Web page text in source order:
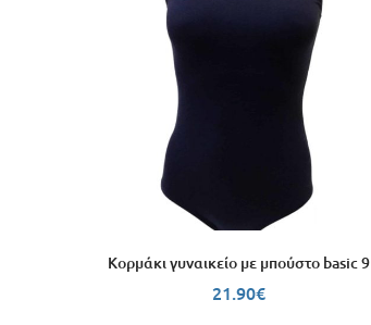
Κορμάκι γυναικείο με μπούστο basic 9
21.90€